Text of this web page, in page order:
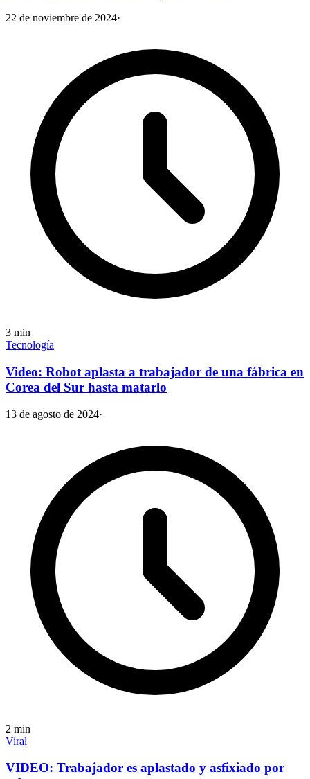
22 de noviembre de 2024·
3 min
Tecnología
Video: Robot aplasta a trabajador de una fábrica en
Corea del Sur hasta matarlo
13 de agosto de 2024·
2 min
Viral
VIDEO: Trabajador es aplastado y asfixiado por